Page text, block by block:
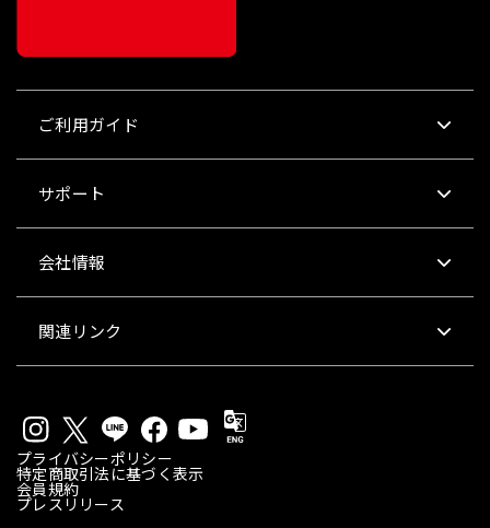
ご利用ガイド
サポート
会社情報
関連リンク
プライバシーポリシー
特定商取引法に基づく表示
会員規約
プレスリリース